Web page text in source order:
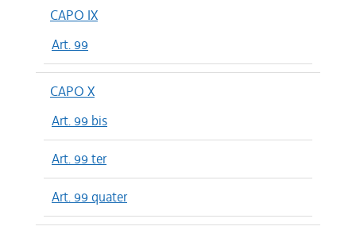
CAPO IX
Art. 99
CAPO X
Art. 99 bis
Art. 99 ter
Art. 99 quater